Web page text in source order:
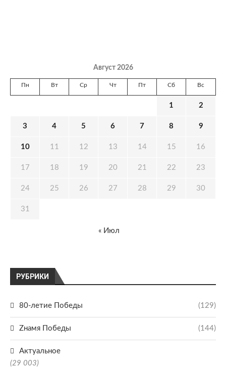
РУБРИКИ
80-летие Победы (129)
Zнамя Победы (144)
Актуальное
(29 003)
Август 2026
Пн Вт Ср Чт Пт Сб Вс
1 2
3 4 5 6 7 8 9
10 11 12 13 14 15 16
17 18 19 20 21 22 23
24 25 26 27 28 29 30
31
« Июл